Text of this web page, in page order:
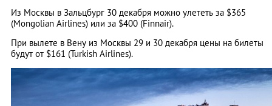
Из Москвы в Зальцбург 30 декабря можно улететь за $365
(Mongolian Airlines) или за $400 (Finnair).
При вылете в Вену из Москвы 29 и 30 декабря цены на билеты
будут от $161 (Turkish Airlines).